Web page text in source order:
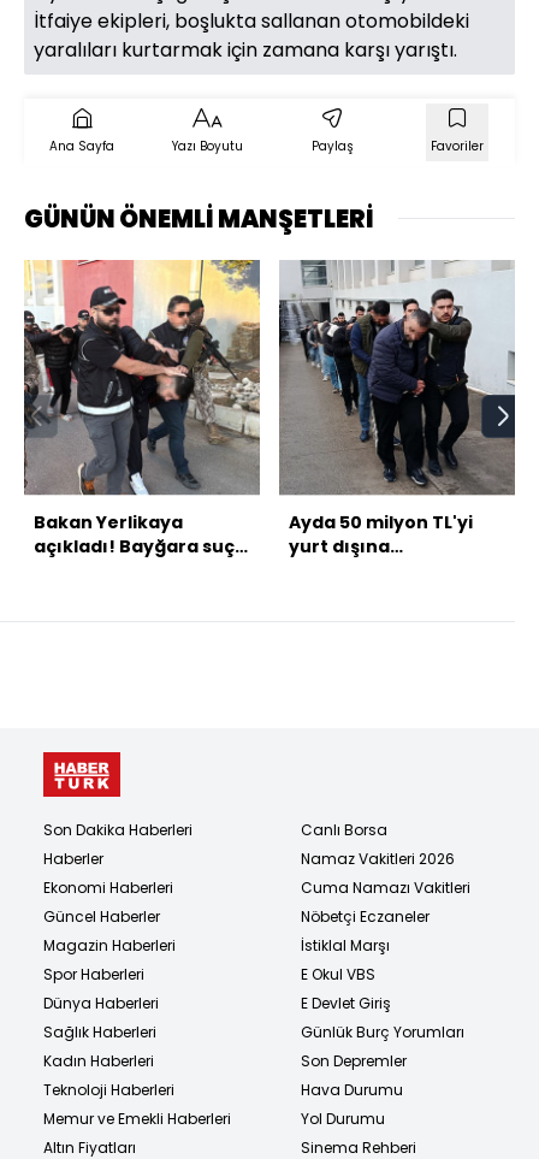
İtfaiye ekipleri, boşlukta sallanan otomobildeki
yaralıları kurtarmak için zamana karşı yarıştı.
Ana Sayfa Yazı Boyutu Paylaş Favoriler
GÜNÜN ÖNEMLİ MANŞETLERİ
Bakan Yerlikaya
açıkladı! Bayğara suç
Ayda 50 milyon TL'yi
yurt dışına
Son Dakika Haberleri
Haberler
Ekonomi Haberleri
Güncel Haberler
Magazin Haberleri
Spor Haberleri
Dünya Haberleri
Sağlık Haberleri
Kadın Haberleri
Teknoloji Haberleri
Memur ve Emekli Haberleri
Altın Fiyatları
Canlı Borsa
Namaz Vakitleri 2026
Cuma Namazı Vakitleri
Nöbetçi Eczaneler
İstiklal Marşı
E Okul VBS
E Devlet Giriş
Günlük Burç Yorumları
Son Depremler
Hava Durumu
Yol Durumu
Sinema Rehberi